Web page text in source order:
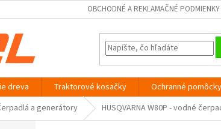
OBCHODNÉ A REKLAMAČNÉ PODMIENKY
dreva Traktorové kosačky Ochranné
a generátory HUSQVARNA W80P - vodné